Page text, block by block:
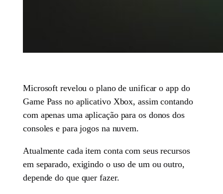
Microsoft revelou o plano de unificar o app do
Game Pass no aplicativo Xbox, assim contando
com apenas uma aplicação para os donos dos
consoles e para jogos na nuvem.
Atualmente cada item conta com seus recursos
em separado, exigindo o uso de um ou outro,
depende do que quer fazer.